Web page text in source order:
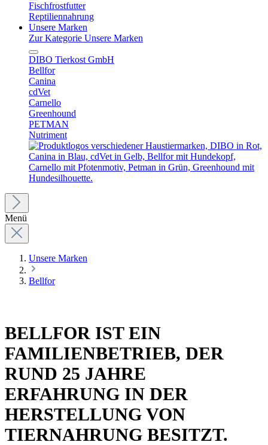
Fischfrostfutter
Reptiliennahrung
Unsere Marken
Zur Kategorie Unsere Marken
DIBO Tierkost GmbH
Bellfor
Canina
cdVet
Carnello
Greenhound
PETMAN
Nutriment
Menü
Unsere Marken
Bellfor
BELLFOR IST EIN
FAMILIENBETRIEB, DER
RUND 25 JAHRE
ERFAHRUNG IN DER
HERSTELLUNG VON
TIERNAHRUNG BESITZT.